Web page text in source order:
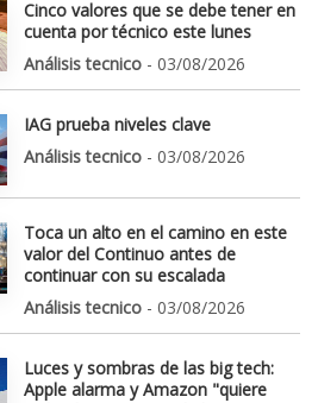
Cinco valores que se debe tener en
cuenta por técnico este lunes
Análisis tecnico - 03/08/2026
IAG prueba niveles clave
Análisis tecnico - 03/08/2026
Toca un alto en el camino en este
valor del Continuo antes de
continuar con su escalada
Análisis tecnico - 03/08/2026
Luces y sombras de las big tech:
Apple alarma y Amazon "quiere